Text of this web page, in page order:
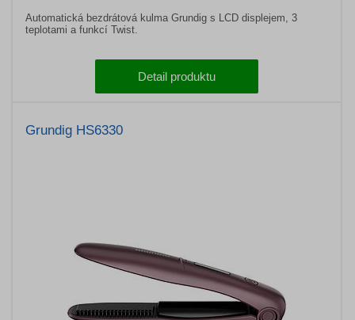
Automatická bezdrátová kulma Grundig s LCD displejem, 3
teplotami a funkcí Twist.
Detail produktu
Grundig HS6330